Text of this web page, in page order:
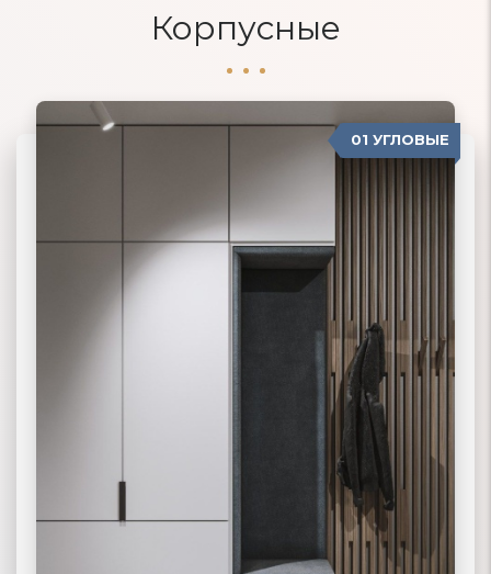
Корпусные
01 УГЛОВЫЕ
02 ПРЯМЫЕ